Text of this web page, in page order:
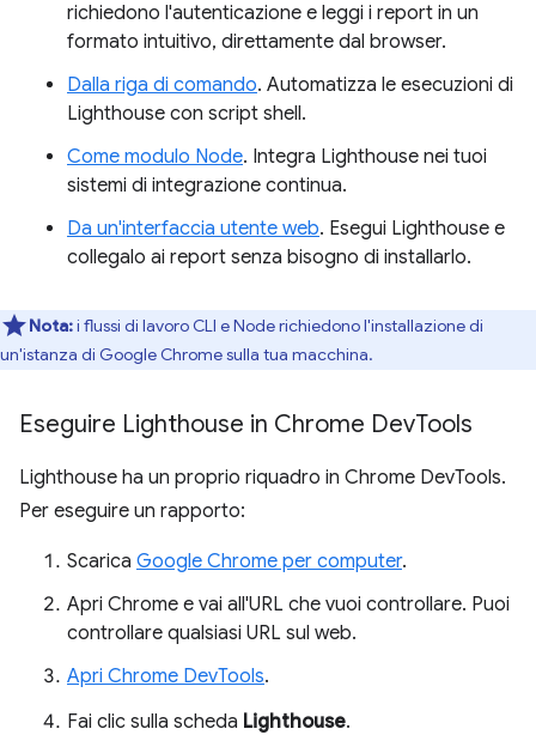
richiedono l'autenticazione e leggi i report in un
formato intuitivo, direttamente dal browser.
Dalla riga di comando. Automatizza le esecuzioni di
Lighthouse con script shell.
Come modulo Node. Integra Lighthouse nei tuoi
sistemi di integrazione continua.
Da un'interfaccia utente web. Esegui Lighthouse e
collegalo ai report senza bisogno di installarlo.
Nota:i flussi di lavoro CLI e Node richiedono l'installazione di
un'istanza di Google Chrome sulla tua macchina.
Eseguire Lighthouse in Chrome DevTools
Lighthouse ha un proprio riquadro in Chrome DevTools.
Per eseguire un rapporto:
Scarica Google Chrome per computer.
Apri Chrome e vai all'URL che vuoi controllare. Puoi
controllare qualsiasi URL sul web.
Apri Chrome DevTools.
Fai clic sulla scheda Lighthouse.